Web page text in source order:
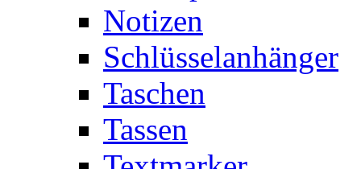
Notizen
Schlüsselanhänger
Taschen
Tassen